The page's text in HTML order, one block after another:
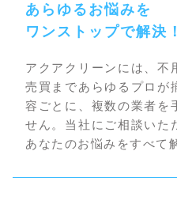
あらゆるお悩みを
ワンストップで解決！
アクアクリーンには、不
売買まであらゆるプロが
容ごとに、複数の業者を
せん。当社にご相談いた
あなたのお悩みをすべて